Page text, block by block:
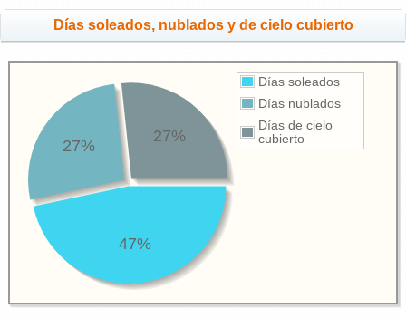
Días soleados, nublados y de cielo cubierto
Días soleados
Días nublados
Días de cielo
cubierto
47%
27%
27%